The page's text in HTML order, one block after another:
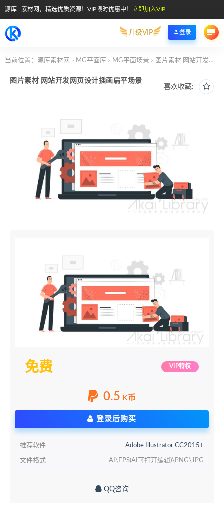
源库 | 素材网，精选优质资源！VIP限时优惠中！ 立即加入VIP
升级VIP 登录
当前位置： 源库素材网 > MG平面库 > MG平面场景 > 图片素材 网站开发网页设计插画扁平场景
喜欢收藏:
图片素材 网站开发网页设计插画扁平场景
免费 VIP特权
0.5 K币
登录后购买
推荐软件 Adobe Illustrator CC2015+
文件格式 AI\EPS(AI可打开编辑)\PNG\JPG
QQ咨询